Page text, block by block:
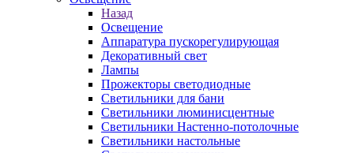
Назад
Освещение
Аппаратура пускорегулирующая
Декоративный свет
Лампы
Прожекторы светодиодные
Светильники для бани
Светильники люминисцентные
Светильники Настенно-потолочные
Светильники настольные